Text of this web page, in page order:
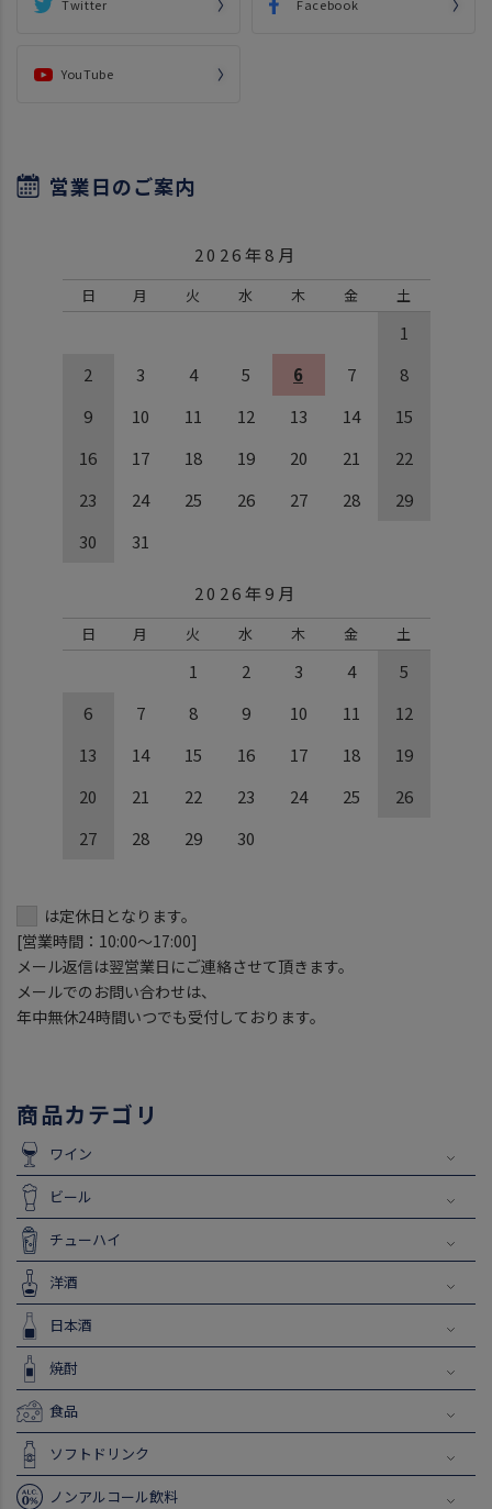
Twitter Facebook
YouTube
営業日のご案内
2026年8月
日 月 火 水 木 金 土
1
2
3 4 5 6 7
8
9
10 11 12 13 14
15
16
17 18 19 20 21
22
23
24 25 26 27 28
29
30
31
2026年9月
日 月 火 水 木 金 土
1 2 3 4
5
6
7 8 9 10 11
12
13
14 15 16 17 18
19
20
21 22 23 24 25
26
27
28 29 30
は定休日となります。
[営業時間：10:00～17:00]
メール返信は翌営業日にご連絡させて頂きます。
メールでのお問い合わせは、
年中無休24時間いつでも受付しております。
商品カテゴリ
ワイン
ビール
チューハイ
洋酒
日本酒
焼酎
食品
ソフトドリンク
ノンアルコール飲料